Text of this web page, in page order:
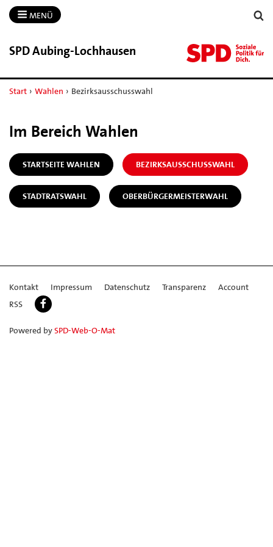
MENÜ
SPD Aubing-​Lochhausen
Start › Wahlen › Bezirksausschusswahl
Im Bereich Wahlen
STARTSEITE WAHLEN BEZIRKSAUSSCHUSSWAHL
STADTRATSWAHL OBERBÜRGERMEISTERWAHL
Kontakt Impressum Datenschutz Transparenz
Account
RSS
Powered bySPD-Web-O-Mat